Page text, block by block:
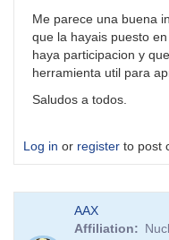
Me parece una buena
que la hayais puesto
haya participacion y
herramienta util para
Saludos a todos.
Log in or register to post
AAX
Affiliation